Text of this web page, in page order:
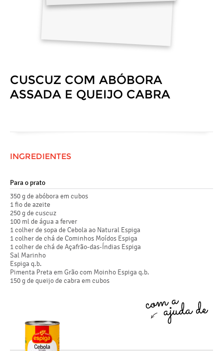
CUSCUZ COM ABÓBORA
ASSADA E QUEIJO CABRA
INGREDIENTES
Para o prato
350 g de abóbora em cubos
1 fio de azeite
250 g de cuscuz
100 ml de água a ferver
1 colher de sopa de Cebola ao Natural Espiga
1 colher de chá de Cominhos Moídos Espiga
1 colher de chá de Açafrão-das-Índias Espiga
Sal Marinho
Espiga q.b.
Pimenta Preta em Grão com Moinho Espiga q.b.
150 g de queijo de cabra em cubos